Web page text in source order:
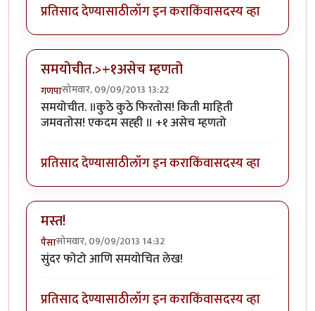
प्रतिसाद देण्यासाठीलॉग इन कराकिंवासदस्य व्हा
समयोचीत.>+१असेच म्हणतो
गणपासोमवार, 09/09/2013 13:22
समयोचीत. ॥कुठे कुठे फिरतोस! किती माहिती
जमवतोस! एकदम सह्ही ॥ +१ असेच म्हणतो
प्रतिसाद देण्यासाठीलॉग इन कराकिंवासदस्य व्हा
मस्त!
पैसासोमवार, 09/09/2013 14:32
सुंदर फोटो आणि समयोचित लेख!
प्रतिसाद देण्यासाठीलॉग इन कराकिंवासदस्य व्हा